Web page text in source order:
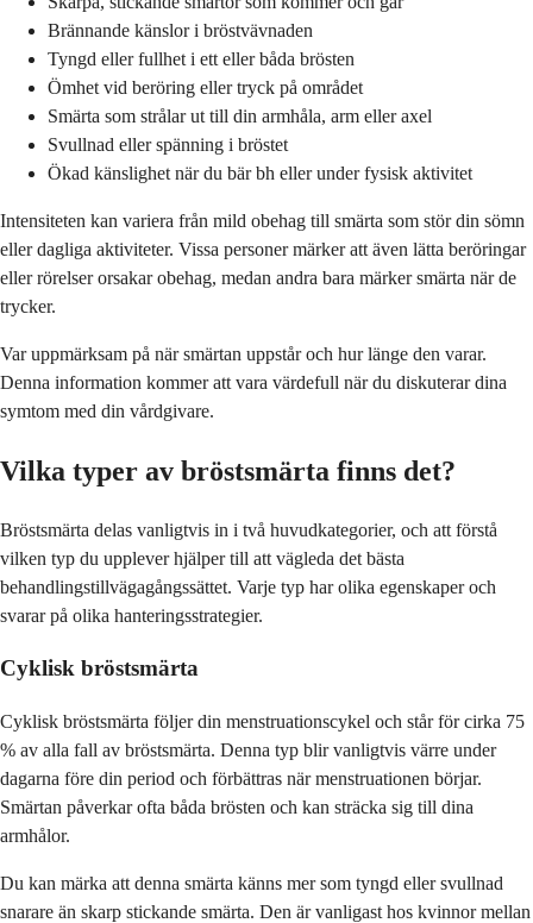
Brännande känslor i bröstvävnaden
Tyngd eller fullhet i ett eller båda brösten
Ömhet vid beröring eller tryck på området
Smärta som strålar ut till din armhåla, arm eller axel
Svullnad eller spänning i bröstet
Ökad känslighet när du bär bh eller under fysisk aktivitet
Intensiteten kan variera från mild obehag till smärta som stör din sömn
eller dagliga aktiviteter. Vissa personer märker att även lätta beröringar
eller rörelser orsakar obehag, medan andra bara märker smärta när de
trycker.
Var uppmärksam på när smärtan uppstår och hur länge den varar.
Denna information kommer att vara värdefull när du diskuterar dina
symtom med din vårdgivare.
Vilka typer av bröstsmärta finns det?
Bröstsmärta delas vanligtvis in i två huvudkategorier, och att förstå
vilken typ du upplever hjälper till att vägleda det bästa
behandlingstillvägagångssättet. Varje typ har olika egenskaper och
svarar på olika hanteringsstrategier.
Cyklisk bröstsmärta
Cyklisk bröstsmärta följer din menstruationscykel och står för cirka 75
% av alla fall av bröstsmärta. Denna typ blir vanligtvis värre under
dagarna före din period och förbättras när menstruationen börjar.
Smärtan påverkar ofta båda brösten och kan sträcka sig till dina
armhålor.
Du kan märka att denna smärta känns mer som tyngd eller svullnad
snarare än skarp stickande smärta. Den är vanligast hos kvinnor mellan